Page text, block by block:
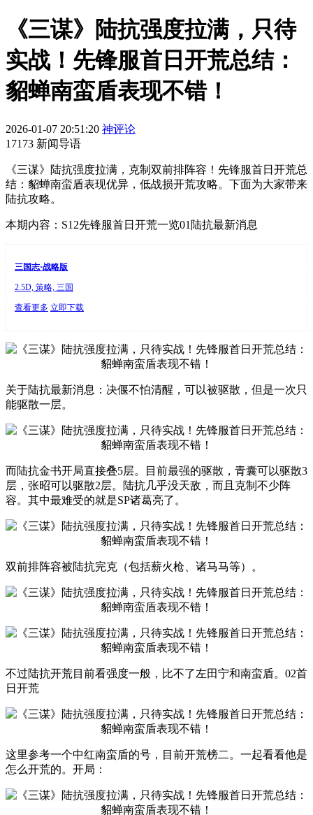
《三谋》陆抗强度拉满，只待
实战！先锋服首日开荒总结：
貂蝉南蛮盾表现不错！
2026-01-07 20:51:20 神评论
17173 新闻导语
《三谋》陆抗强度拉满，克制双前排阵容！先锋服首日开荒总
结：貂蝉南蛮盾表现优异，低战损开荒攻略。下面为大家带来
陆抗攻略。
本期内容：S12先锋服首日开荒一览01陆抗最新消息
三国志·战略版
2.5D, 策略, 三国
查看更多 立即下载
关于陆抗最新消息：决偃不怕清醒，可以被驱散，但是一次只
能驱散一层。
而陆抗金书开局直接叠5层。目前最强的驱散，青囊可以驱散3
层，张昭可以驱散2层。陆抗几乎没天敌，而且克制不少阵
容。其中最难受的就是SP诸葛亮了。
双前排阵容被陆抗完克（包括薪火枪、诸马马等）。
不过陆抗开荒目前看强度一般，比不了左田宁和南蛮盾。02首
日开荒
这里参考一个中红南蛮盾的号，目前开荒榜二。一起看看他是
怎么开荒的。开局：